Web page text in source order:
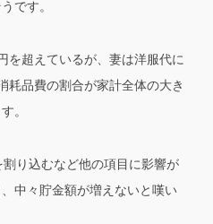
です。
を超えているが、妻は洋服代に
耗品費の割合が家計全体の大き
。
り込むなど他の項目に影響が
中々貯金額が増えないと嘆い